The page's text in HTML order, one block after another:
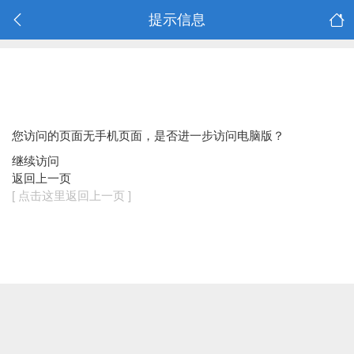
提示信息
您访问的页面无手机页面，是否进一步访问电脑版？
继续访问
返回上一页
[ 点击这里返回上一页 ]